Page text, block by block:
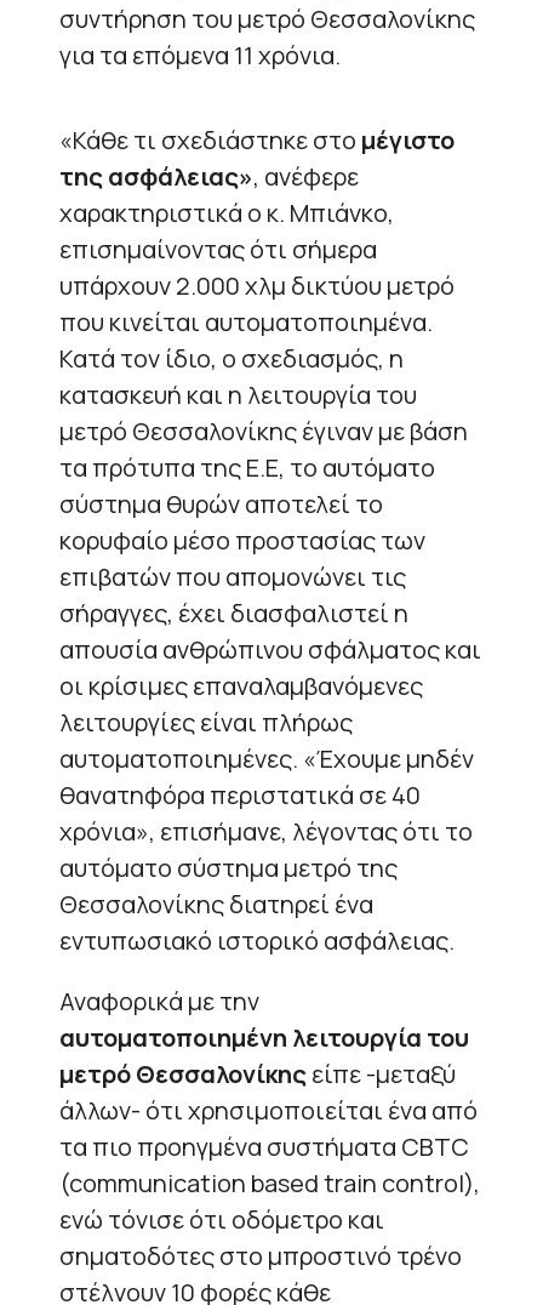
συντήρηση του μετρό Θεσσαλονίκης
για τα επόμενα 11 χρόνια.
«Κάθε τι σχεδιάστηκε στο μέγιστο
της ασφάλειας», ανέφερε
χαρακτηριστικά ο κ. Μπιάνκο,
επισημαίνοντας ότι σήμερα
υπάρχουν 2.000 χλμ δικτύου μετρό
που κινείται αυτοματοποιημένα.
Κατά τον ίδιο, ο σχεδιασμός, η
κατασκευή και η λειτουργία του
μετρό Θεσσαλονίκης έγιναν με βάση
τα πρότυπα της Ε.Ε, το αυτόματο
σύστημα θυρών αποτελεί το
κορυφαίο μέσο προστασίας των
επιβατών που απομονώνει τις
σήραγγες, έχει διασφαλιστεί η
απουσία ανθρώπινου σφάλματος και
οι κρίσιμες επαναλαμβανόμενες
λειτουργίες είναι πλήρως
αυτοματοποιημένες. «Έχουμε μηδέν
θανατηφόρα περιστατικά σε 40
χρόνια», επισήμανε, λέγοντας ότι το
αυτόματο σύστημα μετρό της
Θεσσαλονίκης διατηρεί ένα
εντυπωσιακό ιστορικό ασφάλειας.
Αναφορικά με την
αυτοματοποιημένη λειτουργία του
μετρό Θεσσαλονίκηςείπε -μεταξύ
άλλων- ότι χρησιμοποιείται ένα από
τα πιο προηγμένα συστήματα CBTC
(communication based train control),
ενώ τόνισε ότι οδόμετρο και
σηματοδότες στo μπροστινό τρένο
στέλνουν 10 φορές κάθε